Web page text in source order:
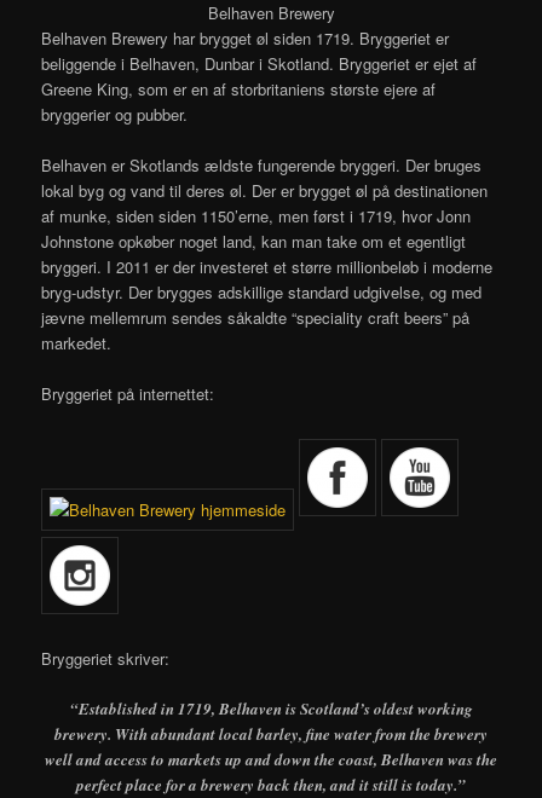
Belhaven Brewery
Belhaven Brewery har brygget øl siden 1719. Bryggeriet er
beliggende i Belhaven, Dunbar i Skotland. Bryggeriet er ejet af
Greene King, som er en af storbritaniens største ejere af
bryggerier og pubber.
Belhaven er Skotlands ældste fungerende bryggeri. Der bruges
lokal byg og vand til deres øl. Der er brygget øl på destinationen
af munke, siden siden 1150’erne, men først i 1719, hvor Jonn
Johnstone opkøber noget land, kan man take om et egentligt
bryggeri. I 2011 er der investeret et større millionbeløb i moderne
bryg-udstyr. Der brygges adskillige standard udgivelse, og med
jævne mellemrum sendes såkaldte “speciality craft beers” på
markedet.
Bryggeriet på internettet:
Bryggeriet skriver:
“Established in 1719, Belhaven is Scotland’s oldest working
brewery. With abundant local barley, fine water from the brewery
well and access to markets up and down the coast, Belhaven was the
perfect place for a brewery back then, and it still is today.”